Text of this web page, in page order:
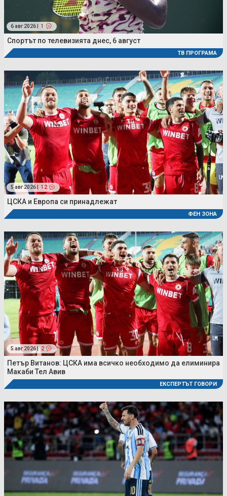
6 авг 2026 | 1
Спортът по телевизията днес, 6 август
ТВ ПРОГРАМА
5 авг 2026 | 12
ЦСКА и Европа си принадлежат
ФЕН ЗОНА
5 авг 2026 | 2
Петър Витанов: ЦСКА има всичко необходимо да елиминира
Макаби Тел Авив
ЕКСПЕРТЪТ ГОВОРИ